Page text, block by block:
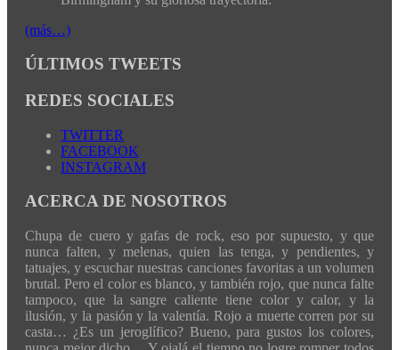
(más…)
ÚLTIMOS TWEETS
REDES SOCIALES
TWITTER
FACEBOOK
INSTAGRAM
ACERCA DE NOSOTROS
Chupa de cuero y gafas de rock, eso por supuesto, y que
nunca falten, y melenas, quien las tenga, y pendientes, y
tatuajes, y escuchar nuestras canciones favoritas a un volumen
brutal. Pero el color es blanco, y también rojo, que nunca falte
tampoco, que la sangre caliente tiene color y calor, y la
ilusión, y la pasión y la valentía. Rojo a muerte corren por su
casta… ¿Es un jeroglífico? Bueno, para gustos los colores,